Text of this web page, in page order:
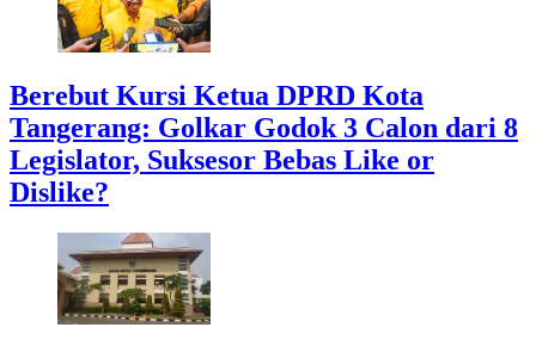
Berebut Kursi Ketua DPRD Kota
Tangerang: Golkar Godok 3 Calon dari 8
Legislator, Suksesor Bebas Like or
Dislike?